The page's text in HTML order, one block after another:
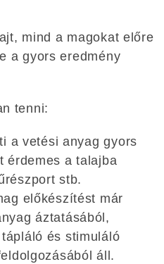
mind a magokat előre
a gyors eredmény
tenni:
a vetési anyag gyors
érdemes a talajba
stb.
előkészítést már
áztatásából,
és stimuláló
áll.